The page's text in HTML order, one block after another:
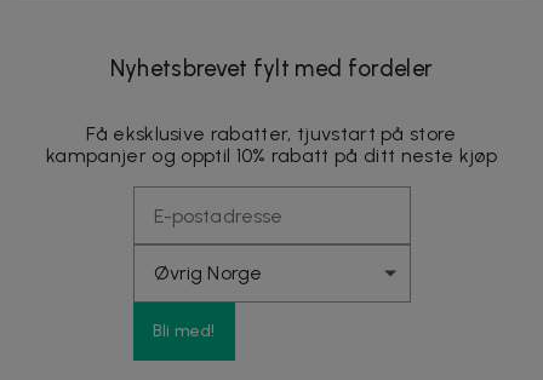
Nyhetsbrevet fylt med fordeler
Få eksklusive rabatter, tjuvstart på store
kampanjer og opptil 10% rabatt på ditt neste kjøp
Bli med!